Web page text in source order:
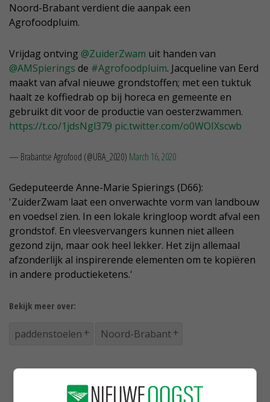
Noord-Brabant verdient die aanpak een
Agrofoodpluim.
Vrijdag ontving @ZuiderZwam uit handen van
@AMSpierings de #Agrofoodpluim. Jacqueline van Eerd
maakt van afval nieuwe grondstoffen; met een tuktuk
haalt ze koffiedrab op bij horeca en gemeente en
gebruikt dit voor de productie van oesterzwammen.
https://t.co/1jdsNgl379 pic.twitter.com/o0WOIXscwb
— Brabantse Agrofood (@UBA_2020) March 16, 2020
Gedeputeerde Anne-Marie Spierings (D66):
'ZuiderZwam laat een onverwachte vorm van landbouw
en voedsel zien. In een lokale kringloop wordt afval een
grondstof. En vleesvervangers kunnen niet alleen
gezond zijn, maar ook heel lekker. Het zijn allemaal
afzonderlijk al inspirerende elementen om te kopiëren
in andere productieketens.'
Bekijk meer over:
paddenstoelen Noord-Brabant